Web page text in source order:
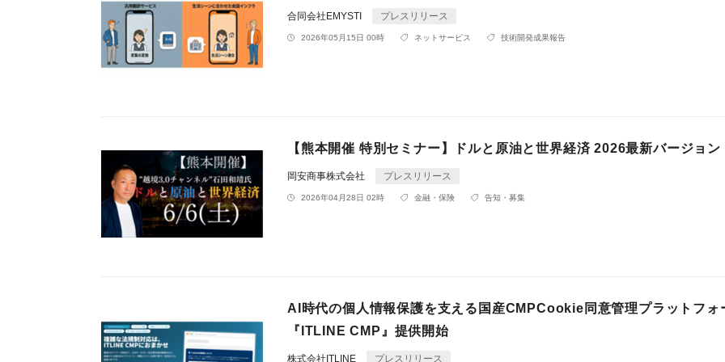
合同会社EMYSTI プレスリリース
2026年05月15日 00時 ネットサービス 技術開発成果報告
【熊本開催 特別セミナー】ドルと原油と世界経済 2026最新バージョン
岡安商事株式会社 プレスリリース
2026年04月28日 02時 金融・保険 告知・募集
AI時代の個人情報保護を支える国産CMPCookie同意管理プラットフォ
『ITLINE CMP』提供開始
株式会社ITLINE プレスリリース